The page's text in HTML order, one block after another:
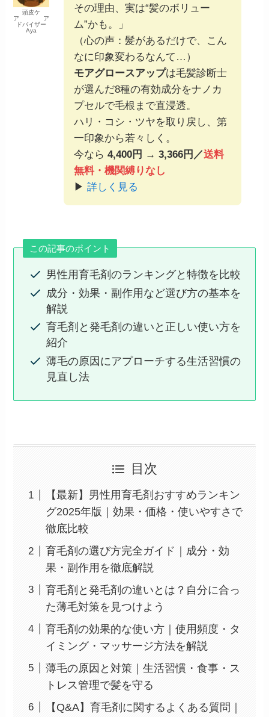
頭皮ケ
ア ア
ドバイザー
Aya
その理由、実は“髪のボリュー
ム”かも。」
（心の声：髪があるだけで、こん
なに印象変わるなんて…）
モアグロースアップは毛髪診断士
が選んだ8種の有効成分をナノカ
プセルで毛根まで直浸透。
ハリ・コシ・ツヤを取り戻し、第
一印象から若々しく。
今なら4,400円 → 3,366円／送料
無料・機関縛りなし
▶詳しく見る
この記事のポイント
男性用育毛剤のランキングと特徴を比較
成分・効果・副作用など選び方の基本を
解説
育毛剤と発毛剤の違いと正しい使い方を
紹介
薄毛の原因にアプローチする生活習慣の
見直し法
目次
【最新】男性用育毛剤おすすめランキン
グ2025年版｜効果・価格・使いやすさで
徹底比較
育毛剤の選び方完全ガイド｜成分・効
果・副作用を徹底解説
育毛剤と発毛剤の違いとは？自分に合っ
た薄毛対策を見つけよう
育毛剤の効果的な使い方｜使用頻度・タ
イミング・マッサージ方法を解説
薄毛の原因と対策｜生活習慣・食事・ス
トレス管理で髪を守る
【Q&A】育毛剤に関するよくある質問｜